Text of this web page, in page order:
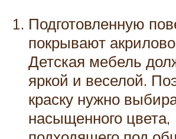
Подготовленную
покрывают
Детская мебель
яркой и веселой.
краску нужно
насыщенного цвета,